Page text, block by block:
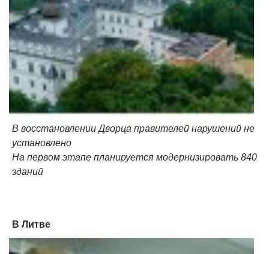
В восстановлении Дворца правителей нарушений не
установлено
На первом этапе планируется модернизировать 840
зданий
В Литве